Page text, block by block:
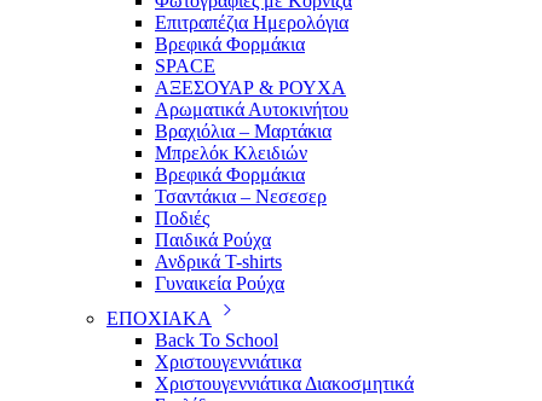
Επιτραπέζια Ημερολόγια
Βρεφικά Φορμάκια
SPACE
ΑΞΕΣΟΥΑΡ & ΡΟΥΧΑ
Αρωματικά Αυτοκινήτου
Βραχιόλια – Μαρτάκια
Μπρελόκ Κλειδιών
Βρεφικά Φορμάκια
Τσαντάκια – Νεσεσερ
Ποδιές
Παιδικά Ρούχα
Ανδρικά T-shirts
Γυναικεία Ρούχα
ΕΠΟΧΙΑΚΑ
Back To School
Χριστουγεννιάτικα
Χριστουγεννιάτικα Διακοσμητικά